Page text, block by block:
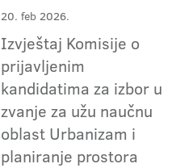
20. feb 2026.
Izvještaj Komisije o
prijavljenim
kandidatima za izbor u
zvanje za užu naučnu
oblast Urbanizam i
planiranje prostora